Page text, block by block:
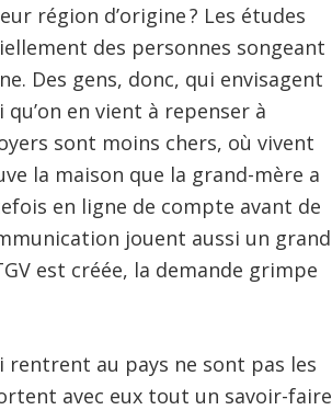
région d’origine ? Les études
des personnes songeant
Des gens, donc, qui envisagent
en vient à repenser à
sont moins chers, où vivent
la maison que la grand-mère a
en ligne de compte avant de
jouent aussi un grand
est créée, la demande grimpe
rentrent au pays ne sont pas les
avec eux tout un savoir-faire